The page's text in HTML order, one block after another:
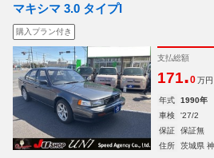
マキシマ 3.0 タイプI
購入プラン付き
支払総額
171.0 万円
年式 1990年
車検
'27/2
保証
保証無
住所
茨城県